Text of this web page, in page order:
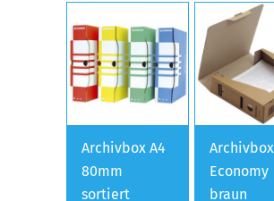
Archivbox A4
80mm
sortiert
Archivbox
Economy
braun